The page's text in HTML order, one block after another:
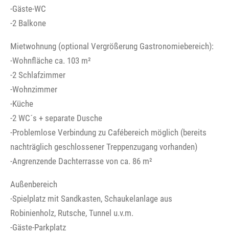
-Gäste-WC
-2 Balkone
Mietwohnung (optional Vergrößerung Gastronomiebereich):
-Wohnfläche ca. 103 m²
-2 Schlafzimmer
-Wohnzimmer
-Küche
-2 WC´s + separate Dusche
-Problemlose Verbindung zu Cafébereich möglich (bereits
nachträglich geschlossener Treppenzugang vorhanden)
-Angrenzende Dachterrasse von ca. 86 m²
Außenbereich
-Spielplatz mit Sandkasten, Schaukelanlage aus
Robinienholz, Rutsche, Tunnel u.v.m.
-Gäste-Parkplatz